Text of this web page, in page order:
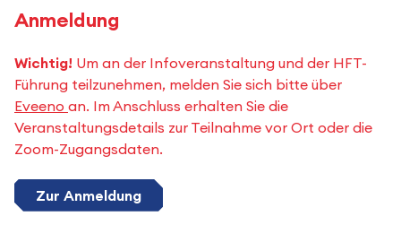
Anmeldung
Wichtig! Um an der Infoveranstaltung und der HFT-
Führung teilzunehmen, melden Sie sich bitte über
Eveeno an. Im Anschluss erhalten Sie die
Veranstaltungsdetails zur Teilnahme vor Ort oder die
Zoom-Zugangsdaten.
Zur Anmeldung